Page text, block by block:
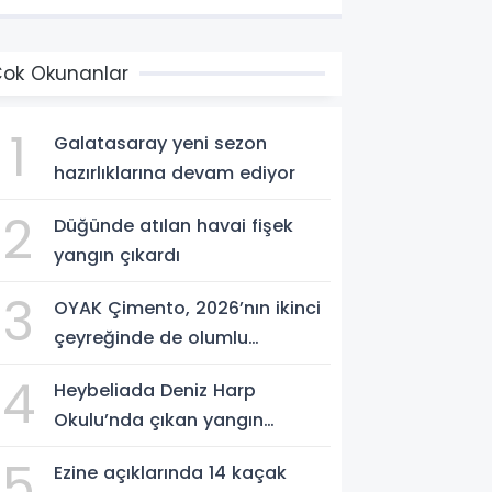
Okunanlar
1
Galatasaray yeni sezon
hazırlıklarına devam ediyor
2
Düğünde atılan havai fişek
yangın çıkardı
3
OYAK Çimento, 2026’nın ikinci
çeyreğinde de olumlu
4
Heybeliada Deniz Harp
Okulu’nda çıkan yangın
Ezine açıklarında 14 kaçak